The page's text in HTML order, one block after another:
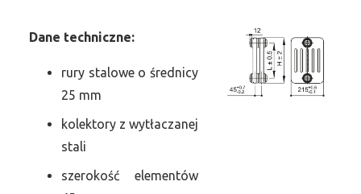
Dane techniczne:
rury stalowe o średnicy
25 mm
kolektory z wytłaczanej
stali
szerokość elementów